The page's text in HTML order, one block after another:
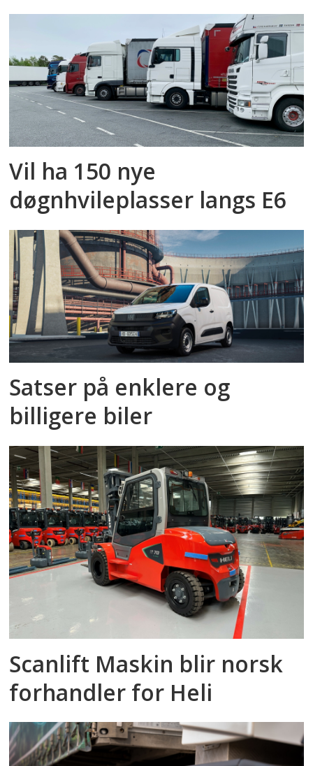
Vil ha 150 nye
døgnhvileplasser langs E6
Satser på enklere og
billigere biler
Scanlift Maskin blir norsk
forhandler for Heli